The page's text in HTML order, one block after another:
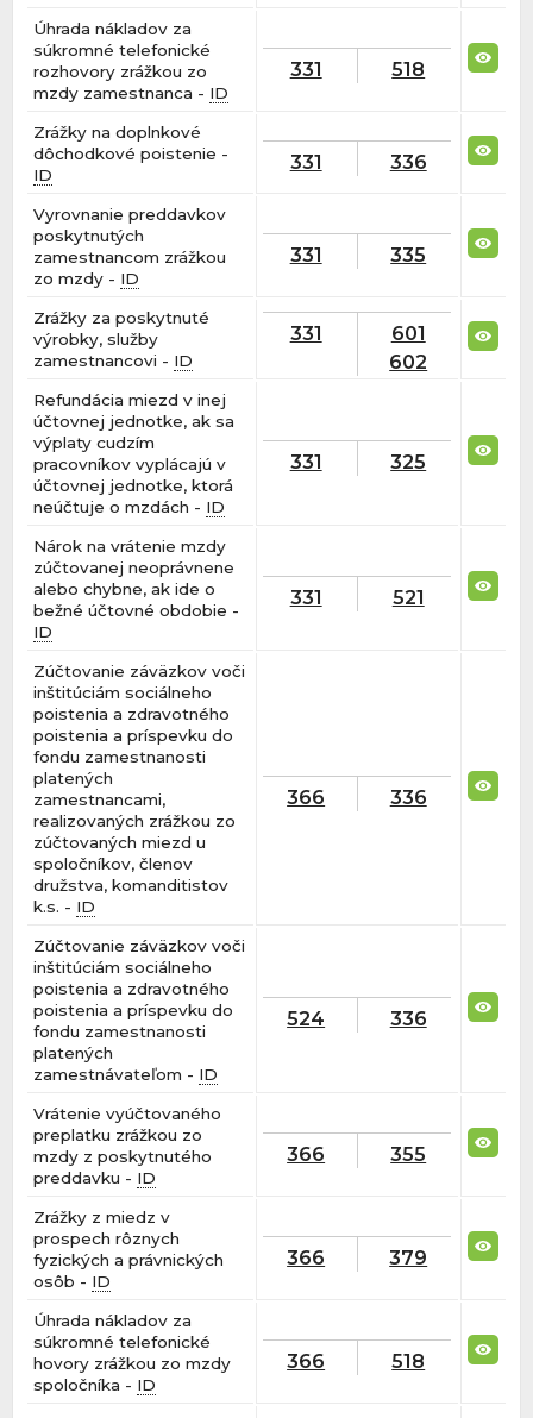
Úhrada nákladov za
súkromné telefonické
rozhovory zrážkou zo
mzdy zamestnanca - ID
331 518
Zrážky na doplnkové
dôchodkové poistenie -
ID
331 336
Vyrovnanie preddavkov
poskytnutých
zamestnancom zrážkou
zo mzdy - ID
331 335
Zrážky za poskytnuté
výrobky, služby
zamestnancovi - ID
331
601
602
Refundácia miezd v inej
účtovnej jednotke, ak sa
výplaty cudzím
pracovníkov vyplácajú v
účtovnej jednotke, ktorá
neúčtuje o mzdách - ID
331 325
Nárok na vrátenie mzdy
zúčtovanej neoprávnene
alebo chybne, ak ide o
bežné účtovné obdobie -
ID
331 521
Zúčtovanie záväzkov voči
inštitúciám sociálneho
poistenia a zdravotného
poistenia a príspevku do
fondu zamestnanosti
platených
zamestnancami,
realizovaných zrážkou zo
zúčtovaných miezd u
spoločníkov, členov
družstva, komanditistov
k.s. - ID
366 336
Zúčtovanie záväzkov voči
inštitúciám sociálneho
poistenia a zdravotného
poistenia a príspevku do
fondu zamestnanosti
platených
zamestnávateľom - ID
524 336
Vrátenie vyúčtovaného
preplatku zrážkou zo
mzdy z poskytnutého
preddavku - ID
366 355
Zrážky z miedz v
prospech rôznych
fyzických a právnických
osôb - ID
366 379
Úhrada nákladov za
súkromné telefonické
hovory zrážkou zo mzdy
spoločníka - ID
366 518